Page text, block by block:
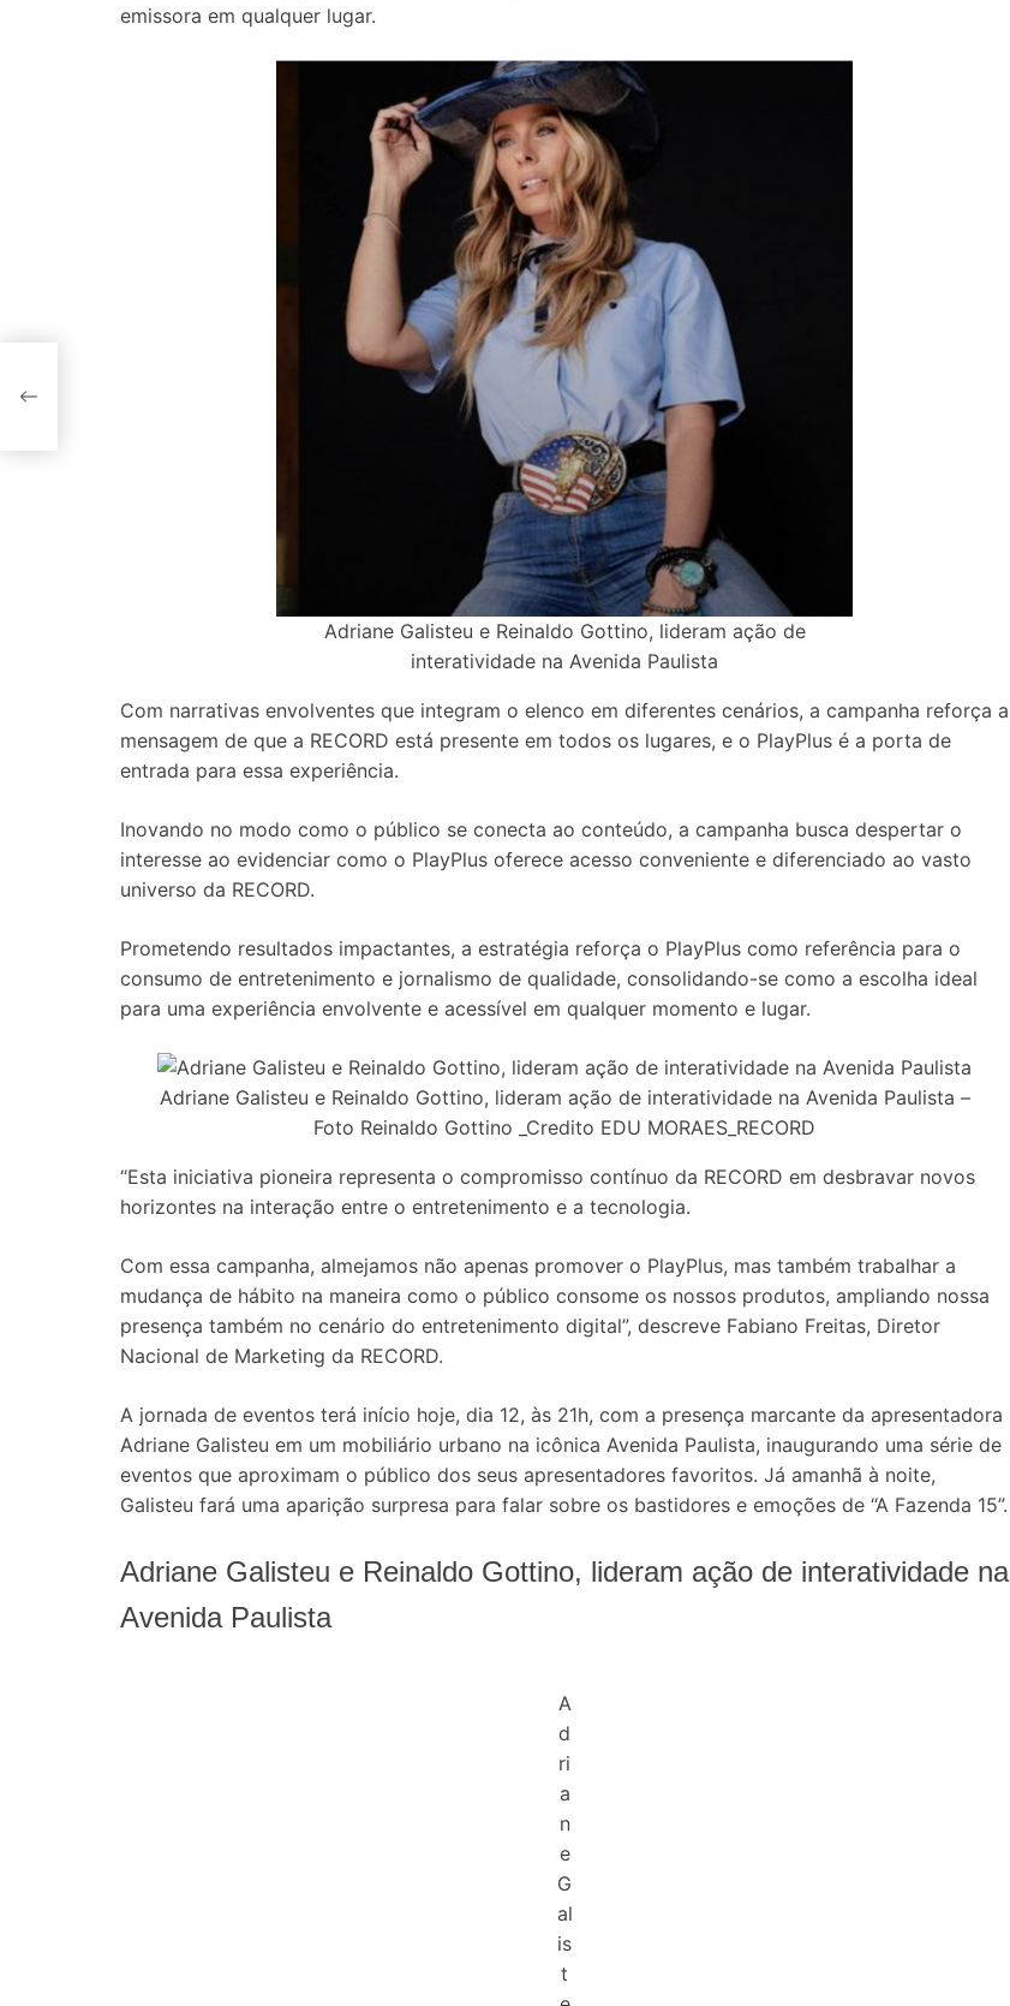
emissora em qualquer lugar.
Adriane Galisteu e Reinaldo Gottino, lideram ação de
interatividade na Avenida Paulista
Com narrativas envolventes que integram o elenco em diferentes cenários, a campanha reforça a
mensagem de que a RECORD está presente em todos os lugares, e o PlayPlus é a porta de
entrada para essa experiência.
Inovando no modo como o público se conecta ao conteúdo, a campanha busca despertar o
interesse ao evidenciar como o PlayPlus oferece acesso conveniente e diferenciado ao vasto
universo da RECORD.
Prometendo resultados impactantes, a estratégia reforça o PlayPlus como referência para o
consumo de entretenimento e jornalismo de qualidade, consolidando-se como a escolha ideal
para uma experiência envolvente e acessível em qualquer momento e lugar.
Adriane Galisteu e Reinaldo Gottino, lideram ação de interatividade na Avenida Paulista –
Foto Reinaldo Gottino _Credito EDU MORAES_RECORD
“Esta iniciativa pioneira representa o compromisso contínuo da RECORD em desbravar novos
horizontes na interação entre o entretenimento e a tecnologia.
Com essa campanha, almejamos não apenas promover o PlayPlus, mas também trabalhar a
mudança de hábito na maneira como o público consome os nossos produtos, ampliando nossa
presença também no cenário do entretenimento digital”, descreve Fabiano Freitas, Diretor
Nacional de Marketing da RECORD.
A jornada de eventos terá início hoje, dia 12, às 21h, com a presença marcante da apresentadora
Adriane Galisteu em um mobiliário urbano na icônica Avenida Paulista, inaugurando uma série de
eventos que aproximam o público dos seus apresentadores favoritos. Já amanhã à noite,
Galisteu fará uma aparição surpresa para falar sobre os bastidores e emoções de “A Fazenda 15”.
Adriane Galisteu e Reinaldo Gottino, lideram ação de interatividade na
Avenida Paulista
A
d
ri
a
n
e
G
al
is
t